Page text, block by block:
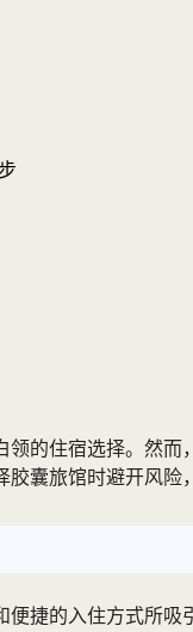
的住宿选择。然
囊旅馆时避开风险
捷的入住方式所